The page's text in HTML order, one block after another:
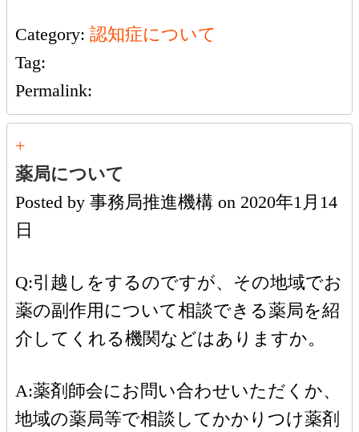
Category: 認知症について
Tag:
Permalink:
+
薬局について
Posted by 事務局推進機構 on 2020年1月14
日
Q:引越しをするのですが、その地域でお
薬の副作用について相談できる薬局を紹
介してくれる機関などはありますか。
A:薬剤師会にお問い合わせいただくか、
地域の薬局等で相談してかかりつけ薬剤